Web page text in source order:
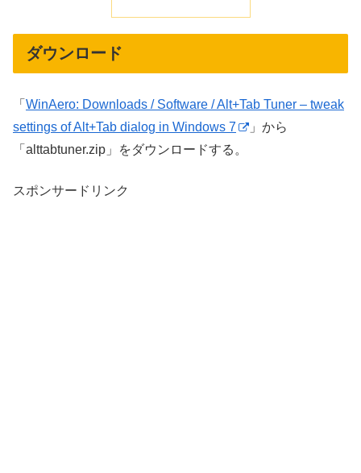
ダウンロード
「 WinAero: Downloads / Software / Alt+Tab Tuner – tweak
settings of Alt+Tab dialog in Windows 7
」から
「alttabtuner.zip」をダウンロードする。
スポンサードリンク